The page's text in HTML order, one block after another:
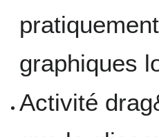
graphiques
Activité